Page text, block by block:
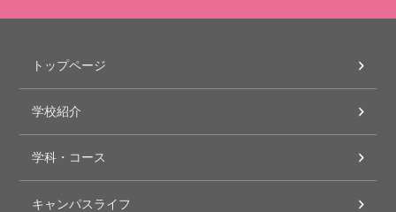
トップページ
学校紹介
学科・コース
キャンパスライフ